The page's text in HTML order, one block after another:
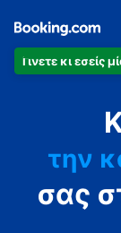
Γίνετε κι εσείς
την
σας